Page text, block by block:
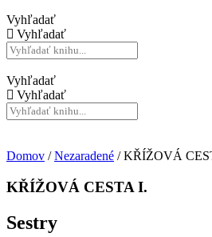
Vyhľadať
Vyhľadať
Vyhľadať
Vyhľadať
Domov /Nezaradené / KŘÍŽOVÁ
KŘÍŽOVÁ CESTA I.
Sestry